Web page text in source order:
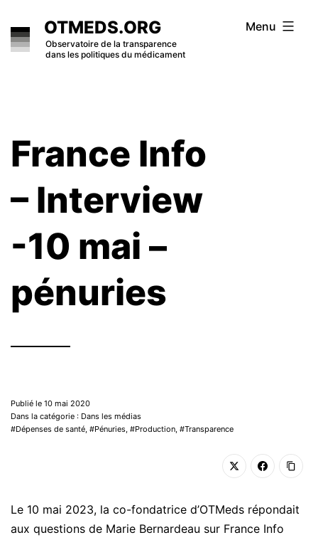
to
content
OTMEDS.ORG
Observatoire de la transparence
dans les politiques du médicament
Menu
France Info
– Interview
-10 mai –
pénuries
Publié le 10 mai 2020
Dans la catégorie : Dans les médias
Dépenses de santé
Pénuries Production Transparence
Le 10 mai 2023, la co-fondatrice d’OTMeds répondait
aux questions de Marie Bernardeau sur France Info